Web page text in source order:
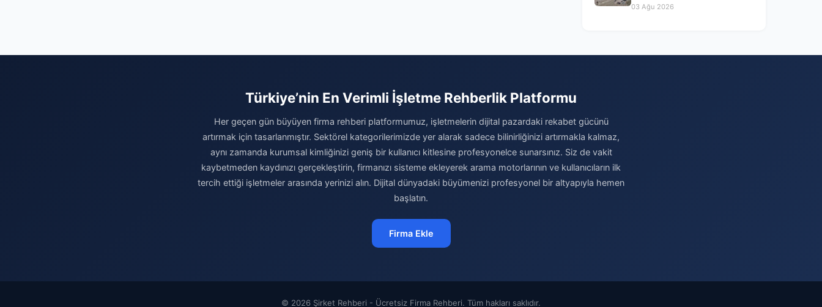
03 Ağu 2026
Türkiye’nin En Verimli İşletme Rehberlik Platformu
Her geçen gün büyüyen firma rehberi platformumuz, işletmelerin dijital pazardaki rekabet gücünü
artırmak için tasarlanmıştır. Sektörel kategorilerimizde yer alarak sadece bilinirliğinizi artırmakla kalmaz,
aynı zamanda kurumsal kimliğinizi geniş bir kullanıcı kitlesine profesyonelce sunarsınız. Siz de vakit
kaybetmeden kaydınızı gerçekleştirin, firmanızı sisteme ekleyerek arama motorlarının ve kullanıcıların ilk
tercih ettiği işletmeler arasında yerinizi alın. Dijital dünyadaki büyümenizi profesyonel bir altyapıyla hemen
başlatın.
Firma Ekle
© 2026 Şirket Rehberi - Ücretsiz Firma Rehberi. Tüm hakları saklıdır.